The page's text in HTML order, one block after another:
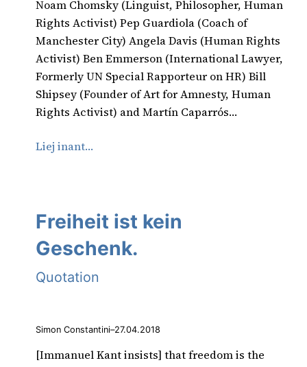
Noam Chomsky (Linguist, Philosopher, Human
Rights Activist) Pep Guardiola (Coach of
Manchester City) Angela Davis (Human Rights
Activist) Ben Emmerson (International Lawyer,
Formerly UN Special Rapporteur on HR) Bill
Shipsey (Founder of Art for Amnesty, Human
Rights Activist) and Martín Caparrós…
Liej inant…
Freiheit ist kein
Geschenk.
Quotation
Simon Constantini–27.04.2018
[Immanuel Kant insists] that freedom is the